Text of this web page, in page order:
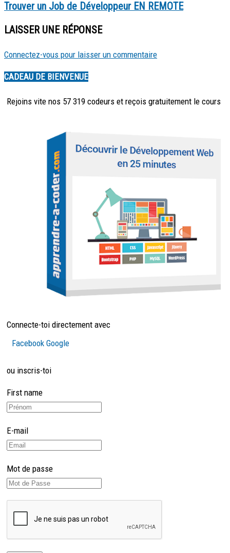
Trouver un Job de Développeur EN REMOTE
LAISSER UNE RÉPONSE
Connectez-vous pour laisser un commentaire
CADEAU DE BIENVENUE
Rejoins vite nos 57 319 codeurs et reçois gratuitement le cours
Connecte-toi directement avec
Facebook Google
ou inscris-toi
First name
E-mail
Mot de passe